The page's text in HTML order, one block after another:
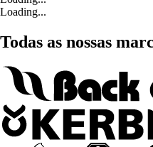
Loading...
Todas as nossas